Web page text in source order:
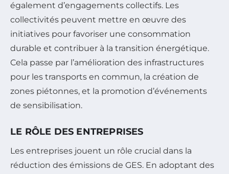
également d’engagements collectifs. Les
collectivités peuvent mettre en œuvre des
initiatives pour favoriser une consommation
durable et contribuer à la transition énergétique.
Cela passe par l’amélioration des infrastructures
pour les transports en commun, la création de
zones piétonnes, et la promotion d’événements
de sensibilisation.
LE RÔLE DES ENTREPRISES
Les entreprises jouent un rôle crucial dans la
réduction des émissions de GES. En adoptant des